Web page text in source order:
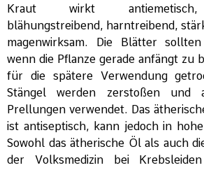
Kraut wirkt antiemetisch,
blähungstreibend, harntreibend,
magenwirksam. Die Blätter
wenn die Pflanze gerade anfängt zu
für die spätere Verwendung
Stängel werden zerstoßen und
Prellungen verwendet. Das
ist antiseptisch, kann jedoch in
Sowohl das ätherische Öl als auch
der Volksmedizin bei